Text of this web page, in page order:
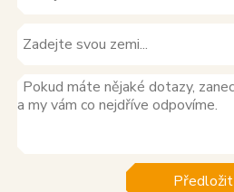
Předložit